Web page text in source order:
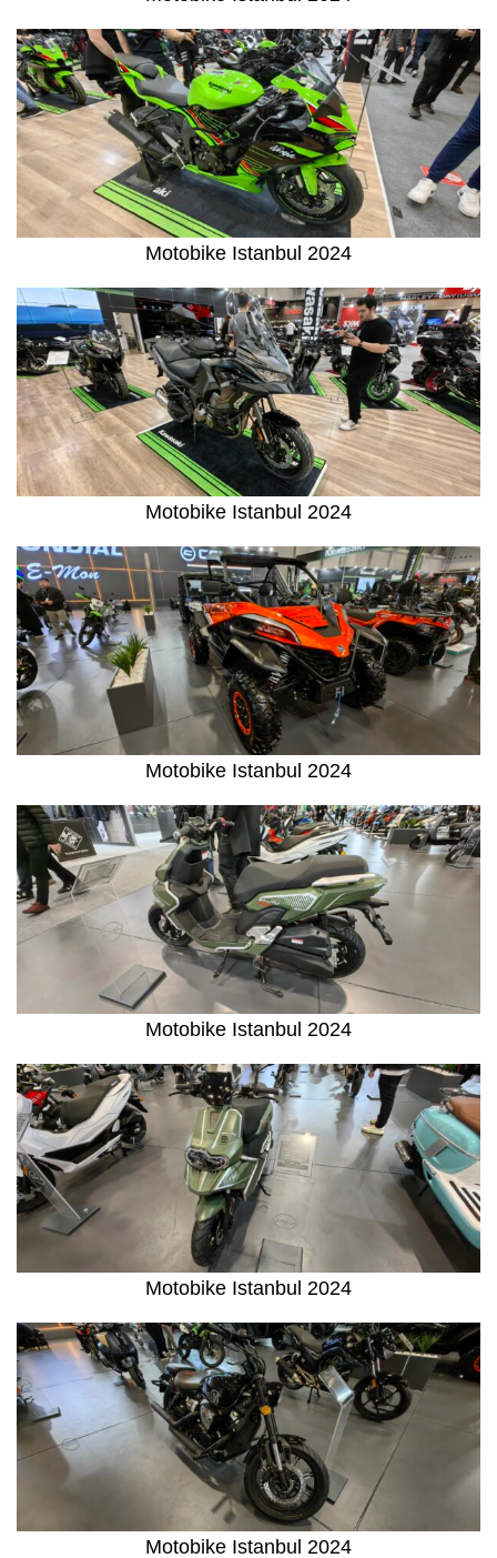
Motobike Istanbul 2024
Motobike Istanbul 2024
Motobike Istanbul 2024
Motobike Istanbul 2024
Motobike Istanbul 2024
Motobike Istanbul 2024